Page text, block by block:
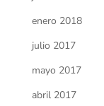
enero 2018
julio 2017
mayo 2017
abril 2017